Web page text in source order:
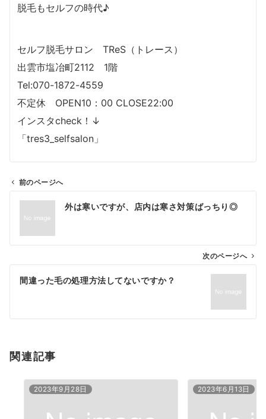
脱毛もセルフの時代♪
セルフ脱毛サロン TReS（トレース）
出雲市塩冶町2112 1階
Tel:070-1872-4559
不定休 OPEN10：00 CLOSE22:00
インスタcheck！↓
「tres3_selfsalon」
ビ
ン
前のページへ
外は寒いですが、店内は寒さ対策ばっちり◎
次のページへ
間違った毛の処理方法してないですか？
関連記事
2023年9月28日 2023年6月13日